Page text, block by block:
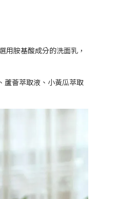
胺基酸成分的洗面乳，
蘆薈萃取液、小黃瓜萃取